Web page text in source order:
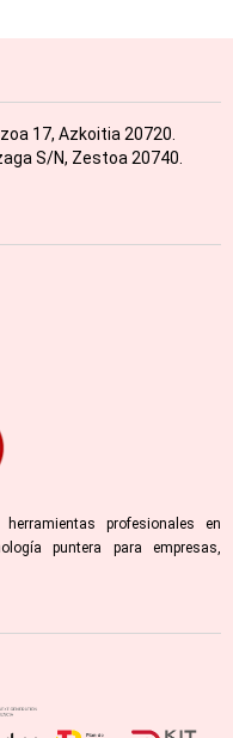
17, Azkoitia 20720.
S/N, Zestoa 20740.
profesionales en
puntera para empresas,